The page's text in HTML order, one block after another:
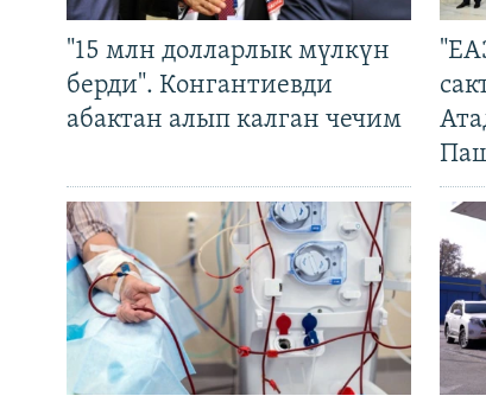
"15 млн долларлык мүлкүн
берди". Конгантиевди
абактан алып калган чечим